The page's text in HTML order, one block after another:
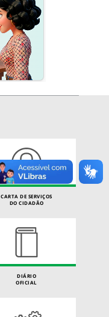
CARTA DE SERVIÇOS
DO CIDADÃO
DIÁRIO
OFICIAL